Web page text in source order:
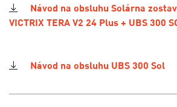
Návod na obsluhu Solárna
VICTRIX TERA V2 24 Plus + UBS 300
Návod na obsluhu UBS 300 Sol